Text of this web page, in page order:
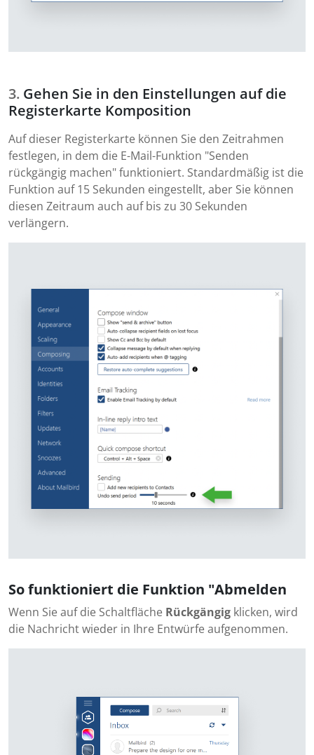
Gehen Sie in den Einstellungen auf die
Registerkarte Komposition
Auf dieser Registerkarte können Sie den Zeitrahmen
festlegen, in dem die E-Mail-Funktion "Senden
rückgängig machen" funktioniert. Standardmäßig ist die
Funktion auf 15 Sekunden eingestellt, aber Sie können
diesen Zeitraum auch auf bis zu 30 Sekunden
verlängern.
So funktioniert die Funktion "Abmelden
Wenn Sie auf die Schaltfläche Rückgängig klicken, wird
die Nachricht wieder in Ihre Entwürfe aufgenommen.